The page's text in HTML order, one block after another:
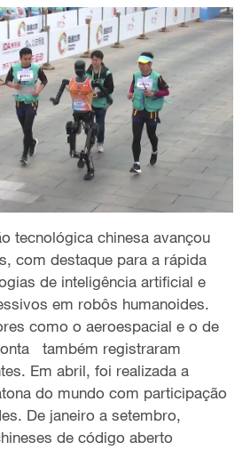
tecnológica chinesa avançou
com destaque para a rápida
de inteligência artificial e
em robôs humanoides.
como o aeroespacial e o de
também registraram
Em abril, foi realizada a
do mundo com participação
De janeiro a setembro,
de código aberto